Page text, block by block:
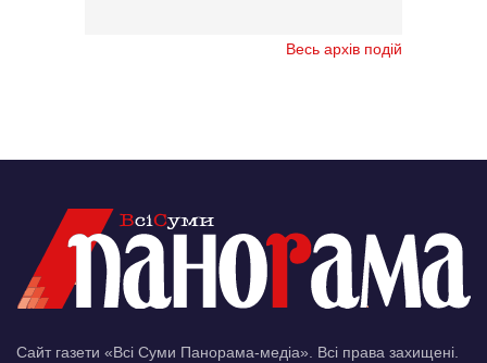
Весь архів подій
Сайт газети «Всі Суми Панорама-медіа». Всі права захищені.